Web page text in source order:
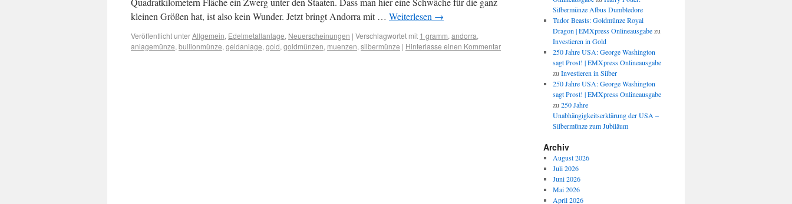
kleinen Größen hat, ist also kein Wunder. Jetzt bringt Andorra mit … Weiterlesen →
Veröffentlicht unterAllgemein, Edelmetallanlage, Neuerscheinungen | Verschlagwortet mit 1 gramm, andorra,
anlagemünze, bullionmünze, geldanlage, gold, goldmünzen, muenzen, silbermünze | Hinterlasse einen Kommentar
Silbermünze Albus Dumbledore
Tudor Beasts: Goldmünze Royal
Dragon | EMXpress Onlineausgabezu
Investieren in Gold
250 Jahre USA: George Washington
sagt Prost! | EMXpress Onlineausgabe
zu Investieren in Silber
250 Jahre USA: George Washington
sagt Prost! | EMXpress Onlineausgabe
zu 250 Jahre
Unabhängigkeitserklärung der USA –
Silbermünze zum Jubiläum
Archiv
August 2026
Juli 2026
Juni 2026
Mai 2026
April 2026